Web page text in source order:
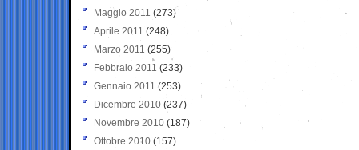
Maggio 2011 (273)
Aprile 2011 (248)
Marzo 2011 (255)
Febbraio 2011 (233)
Gennaio 2011 (253)
Dicembre 2010 (237)
Novembre 2010 (187)
Ottobre 2010 (157)